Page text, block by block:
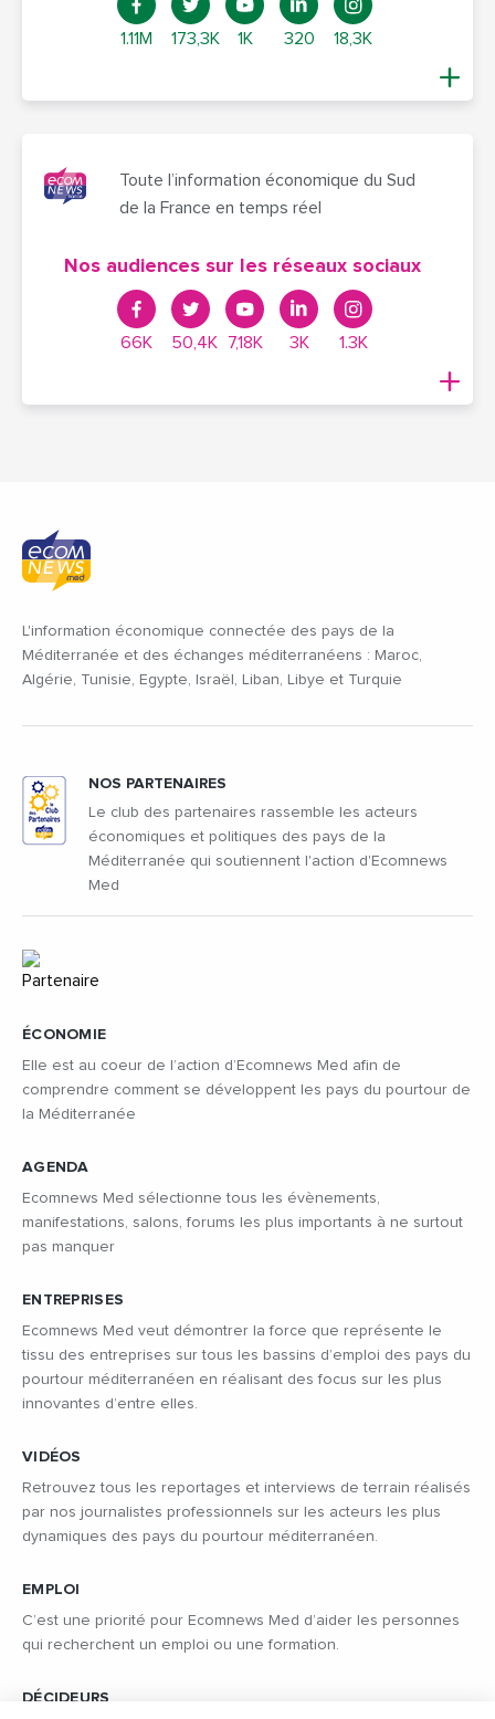
1.11M 173,3K 1K 320 18,3K
Toute l’information économique du Sud
de la France en temps réel
Nos audiences sur les réseaux sociaux
66K 50,4K 7,18K 3K 1.3K
L'information économique connectée des pays de la
Méditerranée et des échanges méditerranéens : Maroc,
Algérie, Tunisie, Egypte, Israël, Liban, Libye et Turquie
ÉCONOMIE
Elle est au coeur de l’action d’Ecomnews Med afin de
comprendre comment se développent les pays du pourtour de
la Méditerranée
AGENDA
Ecomnews Med sélectionne tous les évènements,
manifestations, salons, forums les plus importants à ne surtout
pas manquer
ENTREPRISES
Ecomnews Med veut démontrer la force que représente le
tissu des entreprises sur tous les bassins d’emploi des pays du
pourtour méditerranéen en réalisant des focus sur les plus
innovantes d’entre elles.
VIDÉOS
Retrouvez tous les reportages et interviews de terrain réalisés
par nos journalistes professionnels sur les acteurs les plus
dynamiques des pays du pourtour méditerranéen.
EMPLOI
C’est une priorité pour Ecomnews Med d’aider les personnes
qui recherchent un emploi ou une formation.
DÉCIDEURS
NOS PARTENAIRES
Le club des partenaires rassemble les acteurs
économiques et politiques des pays de la
Méditerranée qui soutiennent l'action d'Ecomnews
Med